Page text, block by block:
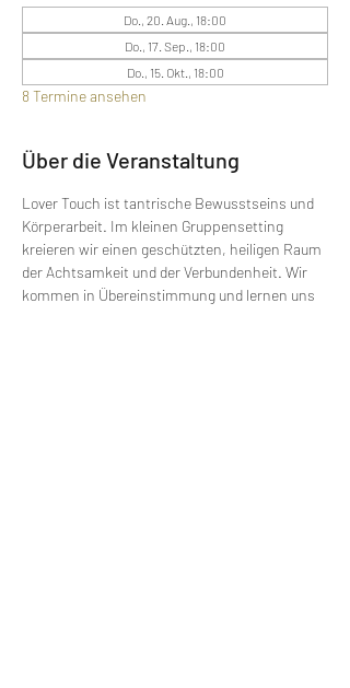
Do., 20. Aug., 18:00
Do., 17. Sep., 18:00
Do., 15. Okt., 18:00
8 Termine ansehen
Über die Veranstaltung
Lover Touch ist tantrische Bewusstseins und
Körperarbeit. Im kleinen Gruppensetting
kreieren wir einen geschützten, heiligen Raum
der Achtsamkeit und der Verbundenheit. Wir
kommen in Übereinstimmung und lernen uns